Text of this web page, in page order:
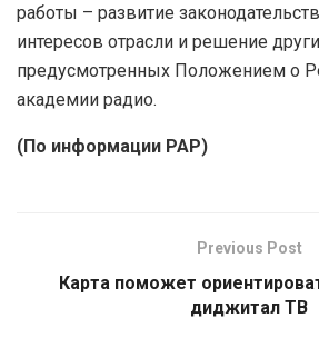
работы – развитие
интересов отрасли и решение
предусмотренных Положением о
академии радио.
(По информации РАР)
Previous Post
Карта поможет
диджитал ТВ